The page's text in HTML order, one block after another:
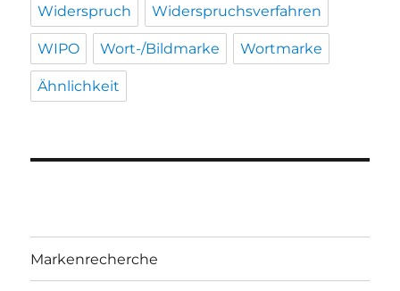
Widerspruch Widerspruchsverfahren
WIPO Wort-/Bildmarke Wortmarke
Ähnlichkeit
Markenrecherche